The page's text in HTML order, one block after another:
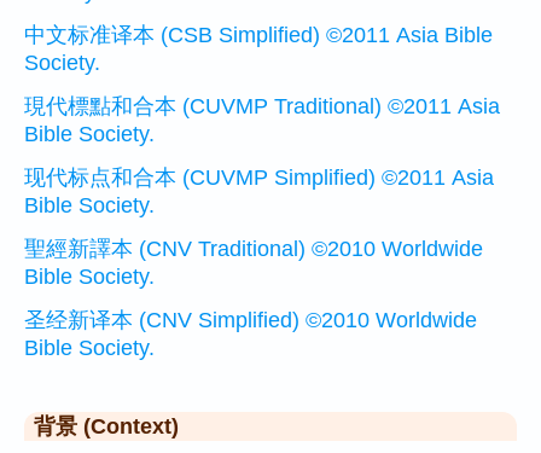
中文标准译本 (CSB Simplified) ©2011 Asia Bible
Society.
現代標點和合本 (CUVMP Traditional) ©2011 Asia
Bible Society.
现代标点和合本 (CUVMP Simplified) ©2011 Asia
Bible Society.
聖經新譯本 (CNV Traditional) ©2010 Worldwide
Bible Society.
圣经新译本 (CNV Simplified) ©2010 Worldwide
Bible Society.
背景 (Context)